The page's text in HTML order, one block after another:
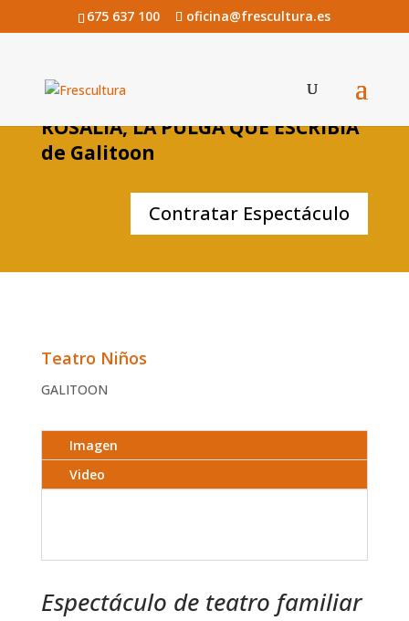
675 637 100 oficina@frescultura.es
ROSALIA, LA PULGA QUE ESCRIBÍA
de Galitoon
Contratar Espectáculo
Teatro Niños
GALITOON
Imagen
Video
Espectáculo de teatro familiar